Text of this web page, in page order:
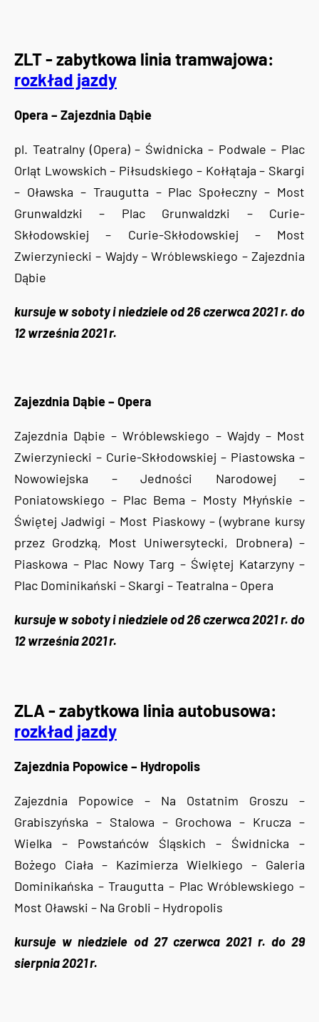
ZLT - zabytkowa linia tramwajowa:
rozkład jazdy
Opera – Zajezdnia Dąbie
pl. Teatralny (Opera) – Świdnicka – Podwale – Plac
Orląt Lwowskich – Piłsudskiego – Kołłątaja – Skargi
– Oławska – Traugutta – Plac Społeczny – Most
Grunwaldzki – Plac Grunwaldzki – Curie-
Skłodowskiej – Curie-Skłodowskiej – Most
Zwierzyniecki – Wajdy – Wróblewskiego – Zajezdnia
Dąbie
kursuje w soboty i niedziele od 26 czerwca 2021 r. do
12 września 2021 r.
Zajezdnia Dąbie – Opera
Zajezdnia Dąbie – Wróblewskiego – Wajdy – Most
Zwierzyniecki – Curie-Skłodowskiej – Piastowska –
Nowowiejska – Jedności Narodowej –
Poniatowskiego – Plac Bema – Mosty Młyńskie –
Świętej Jadwigi – Most Piaskowy – (wybrane kursy
przez Grodzką, Most Uniwersytecki, Drobnera) –
Piaskowa – Plac Nowy Targ – Świętej Katarzyny –
Plac Dominikański – Skargi – Teatralna – Opera
kursuje w soboty i niedziele od 26 czerwca 2021 r. do
12 września 2021 r.
ZLA - zabytkowa linia autobusowa:
rozkład jazdy
Zajezdnia Popowice – Hydropolis
Zajezdnia Popowice – Na Ostatnim Groszu –
Grabiszyńska – Stalowa – Grochowa – Krucza –
Wielka – Powstańców Śląskich – Świdnicka –
Bożego Ciała – Kazimierza Wielkiego – Galeria
Dominikańska – Traugutta – Plac Wróblewskiego –
Most Oławski – Na Grobli – Hydropolis
kursuje w niedziele od 27 czerwca 2021 r. do 29
sierpnia 2021 r.